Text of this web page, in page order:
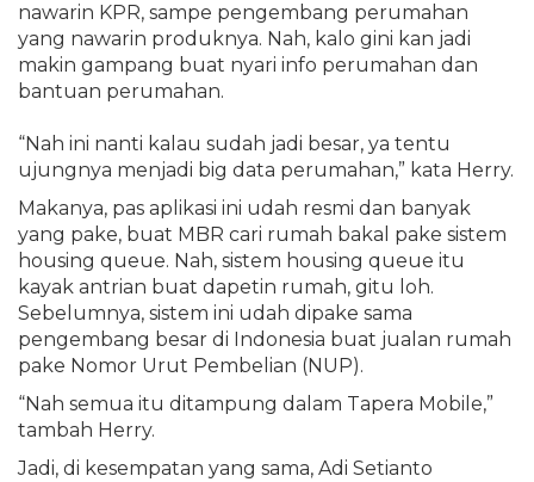
nawarin KPR, sampe pengembang perumahan
yang nawarin produknya. Nah, kalo gini kan jadi
makin gampang buat nyari info perumahan dan
bantuan perumahan.
“Nah ini nanti kalau sudah jadi besar, ya tentu
ujungnya menjadi big data perumahan,” kata Herry.
Makanya, pas aplikasi ini udah resmi dan banyak
yang pake, buat MBR cari rumah bakal pake sistem
housing queue. Nah, sistem housing queue itu
kayak antrian buat dapetin rumah, gitu loh.
Sebelumnya, sistem ini udah dipake sama
pengembang besar di Indonesia buat jualan rumah
pake Nomor Urut Pembelian (NUP).
“Nah semua itu ditampung dalam Tapera Mobile,”
tambah Herry.
Jadi, di kesempatan yang sama, Adi Setianto